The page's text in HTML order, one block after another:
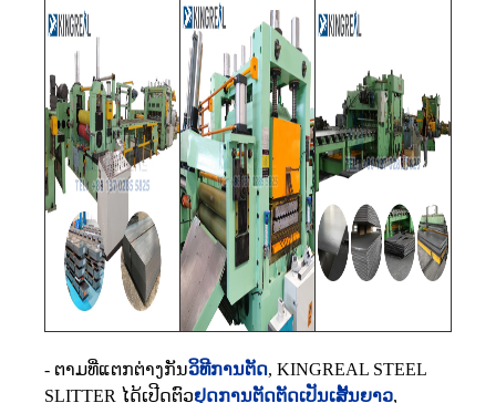
- ຕາມ​ທີ່​ແຕກ​ຕ່າງ​ກັນ​ວິທີການຕັດ, KINGREAL STEEL
SLITTER ໄດ້ເປີດຕົວຢຸດການຕັດຕັດເປັນເສັ້ນຍາວ,